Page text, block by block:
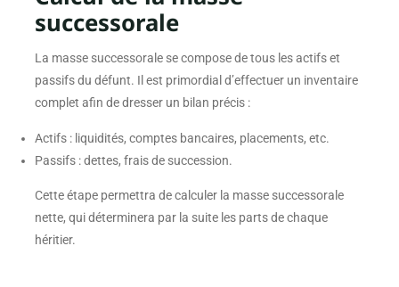
successorale
La masse successorale se compose de tous les actifs et
passifs du défunt. Il est primordial d’effectuer un inventaire
complet afin de dresser un bilan précis :
Actifs : liquidités, comptes bancaires, placements, etc.
Passifs : dettes, frais de succession.
Cette étape permettra de calculer la masse successorale
nette, qui déterminera par la suite les parts de chaque
héritier.